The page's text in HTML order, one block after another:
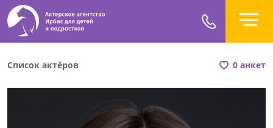
Список актёров 0 анкет